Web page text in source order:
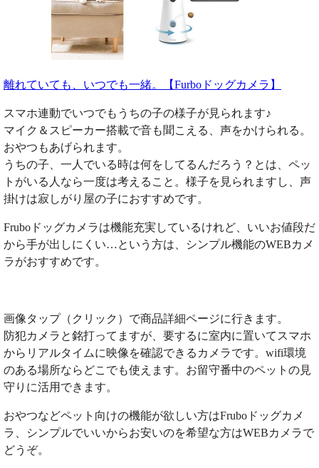
離れていても、いつでも一緒。【Furboドッグカメラ】
スマホ連動でいつでもうちの子の様子が見られます♪
マイク＆スピーカー搭載で音も聞こえる、声をかけられる。
おやつもあげられます。
うちの子、一人でいる時は何をしてるんだろう？とは、ペッ
トがいる人なら一度は考えること。様子を見られますし、声
掛けは寂しがり屋の子におすすめです。
Fruboドッグカメラは機能充実しているけれど、いいお値段だ
から手が出しにくい…という方は、シンプル機能のWEBカメ
ラがおすすめです。
画像タップ（クリック）で商品詳細ページに行きます。
防犯カメラと銘打ってますが、要するに室内に置いてスマホ
からリアルタイムに映像を確認できるカメラです。wifi環境
のある場所ならどこでも使えます。お留守番中のペットの見
守りに活用できます。
おやつなどペット向けの機能が欲しい方はFruboドッグカメ
ラ、シンプルでいいからお安いのを希望な方はWEBカメラで
どうぞ。